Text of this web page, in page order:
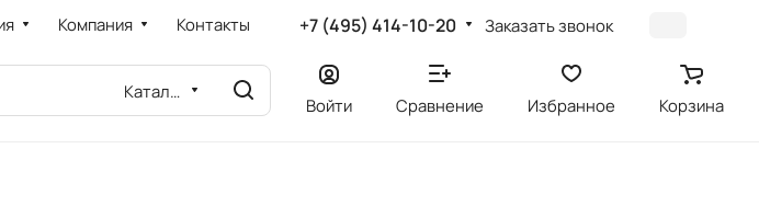
Компания Контакты +7 (495) 414-10-20 Заказать звонок
Каталог
Войти Сравнение Избранное Корзина